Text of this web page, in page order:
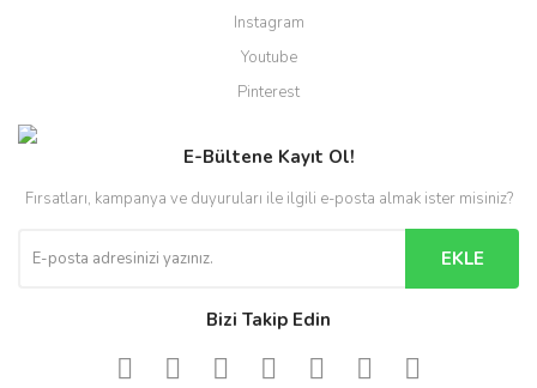
Instagram
Youtube
Pinterest
E-Bültene Kayıt Ol!
Fırsatları, kampanya ve duyuruları ile ilgili e-posta almak ister misiniz?
EKLE
Bizi Takip Edin